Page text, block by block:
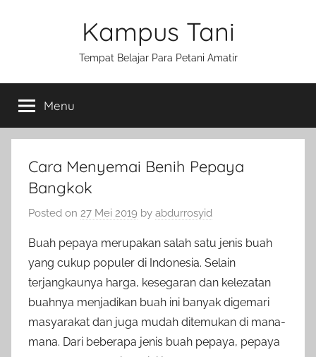
Kampus Tani
Tempat Belajar Para Petani Amatir
Menu
Cara Menyemai Benih Pepaya
Bangkok
Posted on 27 Mei 2019 by abdurrosyid
Buah pepaya merupakan salah satu jenis buah
yang cukup populer di Indonesia. Selain
terjangkaunya harga, kesegaran dan kelezatan
buahnya menjadikan buah ini banyak digemari
masyarakat dan juga mudah ditemukan di mana-
mana. Dari beberapa jenis buah pepaya, pepaya